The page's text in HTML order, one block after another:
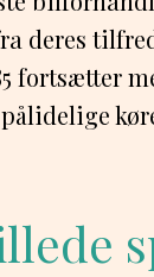
deres
fortsætter